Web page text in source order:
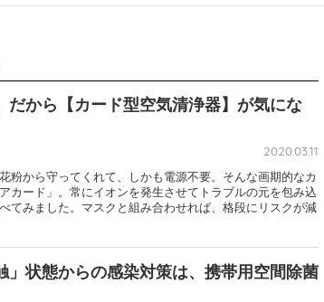
だから【カード型空気清浄器】が気にな
2020.03.11
粉から守ってくれて、しかも電源不要。そんな画期的なカ
カード」。常にイオンを発生させてトラブルの元を包み込
てみました。マスクと組み合わせれば、格段にリスクが減
」状態からの感染対策は、携帯用空間除菌